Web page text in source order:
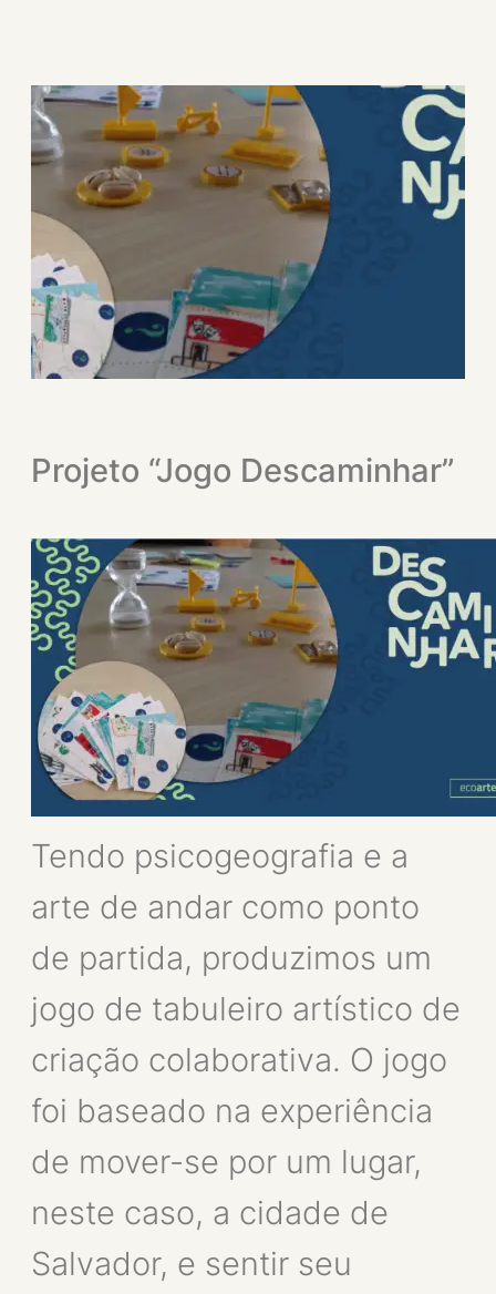
Projeto “Jogo Descaminhar”
Tendo psicogeografia e a
arte de andar como ponto
de partida, produzimos um
jogo de tabuleiro artístico de
criação colaborativa. O jogo
foi baseado na experiência
de mover-se por um lugar,
neste caso, a cidade de
Salvador, e sentir seu